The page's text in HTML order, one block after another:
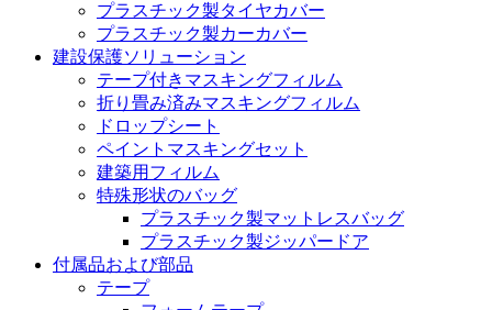
プラスチック製タイヤカバー
プラスチック製カーカバー
建設保護ソリューション
テープ付きマスキングフィルム
折り畳み済みマスキングフィルム
ドロップシート
ペイントマスキングセット
建築用フィルム
特殊形状のバッグ
プラスチック製マットレスバッグ
プラスチック製ジッパードア
付属品および部品
テープ